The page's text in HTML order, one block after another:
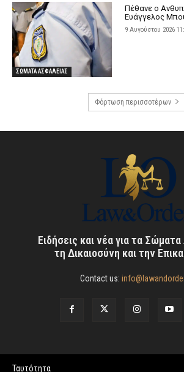
ΣΩΜΑΤΑ ΑΣΦΑΛΕΙΑΣ
Πέθανε ο
Ευάγγελος
9 Αυγούστου 2026
Φόρτωση περισσοτέρων
Ειδήσεις και νέα για τα
τη Δικαιοσύνη και την
Contact us:
Ταυτότητα